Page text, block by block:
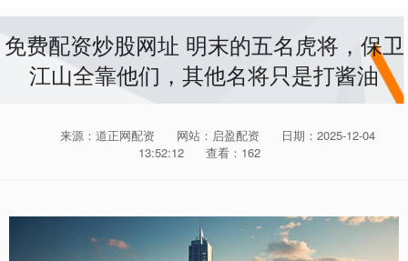
免费配资炒股网址 明末的五名虎将，保卫
江山全靠他们，其他名将只是打酱油
来源：道正网配资 网站：启盈配资
日期：2025-12-04
13:52:12
查看：162